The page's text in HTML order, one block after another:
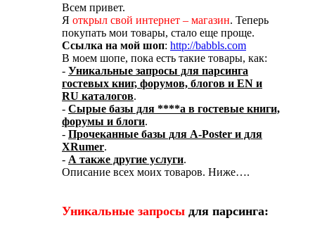
Всем привет.
Я открыл свой интернет – магазин. Теперь
покупать мои товары, стало еще проще.
Ссылка на мой шоп: http://babbls.com
В моем шопе, пока есть такие товары, как:
- Уникальные запросы для парсинга
гостевых книг, форумов, блогов и EN и
RU каталогов.
- Сырые базы для ****а в гостевые книги,
форумы и блоги.
- Прочеканные базы для A-Poster и для
XRumer.
- А также другие услуги.
Описание всех моих товаров. Ниже….
Уникальные запросы для парсинга: